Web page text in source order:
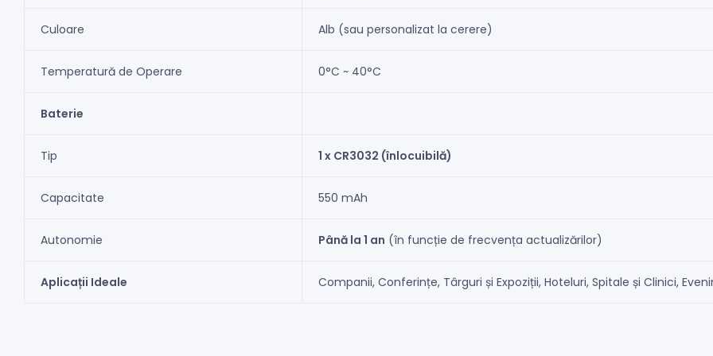
Culoare Alb (sau personalizat la cerere)
Temperatură de Operare 0°C ~ 40°C
Baterie
Tip 1 x CR3032 (înlocuibilă)
Capacitate 550 mAh
Autonomie Până la 1 an (în funcție de frecvența actualizărilor)
Aplicații Ideale Companii, Conferințe, Târguri și Expoziții, Hoteluri, Spitale și Clinici,